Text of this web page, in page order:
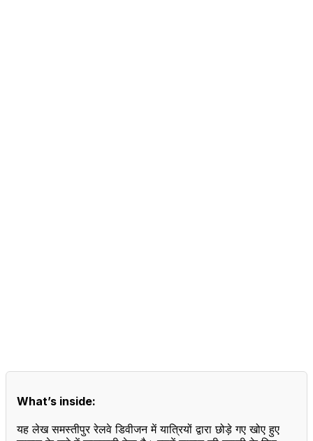
What’s inside:
यह लेख समस्तीपुर रेलवे डिवीजन में यात्रियों द्वारा छोड़े गए खोए हुए